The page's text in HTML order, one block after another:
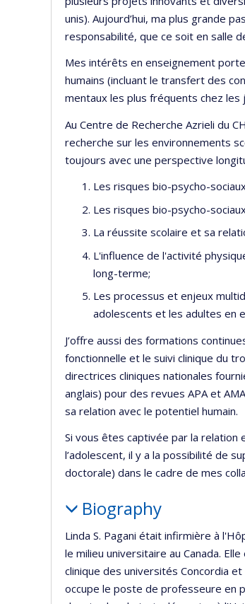
unis). Aujourd’hui, ma plus grande
responsabilité, que ce soit en salle
Mes intérêts en enseignement
humains (incluant le transfert des
mentaux les plus fréquents chez les
Au Centre de Recherche Azrieli du
recherche sur les environnements
toujours avec une perspective
Les risques bio-psycho-
Les risques bio-psycho-
La réussite scolaire et sa
L'influence de l'activité
long-terme;
Les processus et enjeux
adolescents et les adultes en
J’offre aussi des formations
fonctionnelle et le suivi clinique du
directrices cliniques nationales
anglais) pour des revues APA et
sa relation avec le potentiel humain.
Si vous êtes captivée par la
l’adolescent, il y a la possibilité de
doctorale) dans le cadre de mes
Biography
Linda S. Pagani était infirmière à
le milieu universitaire au Canada.
clinique des universités Concordia
occupe le poste de professeure en